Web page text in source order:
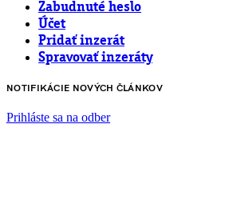
Zabudnuté heslo
Účet
Pridať inzerát
Spravovať inzeráty
NOTIFIKÁCIE NOVÝCH ČLÁNKOV
Prihláste sa na odber